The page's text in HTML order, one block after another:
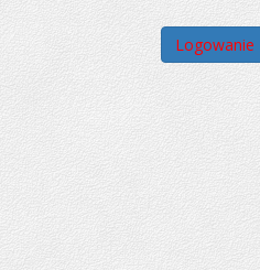
Logowanie